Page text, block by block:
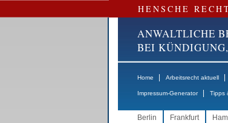
HENSCHE
ANWALTLICHE
BEI
Home Arbeitsrecht aktuell
Impressum-Generator Tipps
Berlin Frankfurt